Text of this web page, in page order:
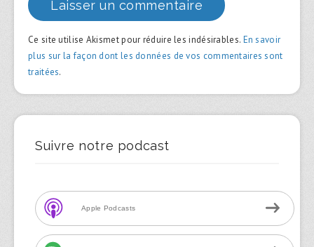
Ce site utilise Akismet pour réduire les indésirables. En savoir
plus sur la façon dont les données de vos commentaires sont
traitées.
Suivre notre podcast
Apple Podcasts